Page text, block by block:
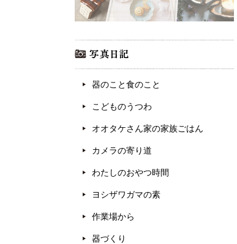
器のこと食のこと
こどものうつわ
オオタケさん家の家族ごはん
カメラの寄り道
わたしのおやつ時間
ヨシザワガマの素
作業場から
器づくり